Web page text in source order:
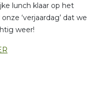
lunch klaar op het
‘verjaardag’ dat we
weer!